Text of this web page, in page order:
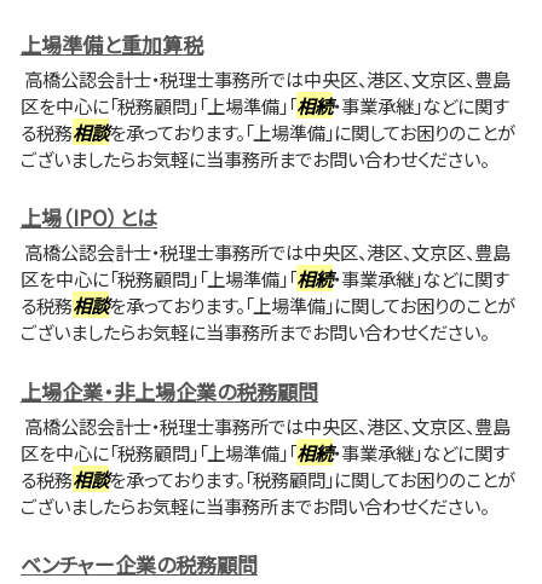
上場準備と重加算税
高橋公認会計士・税理士事務所では中央区、港区、文京区、豊島
区を中心に「税務顧問」「上場準備」「相続・事業承継」などに関す
る税務相談を承っております。「上場準備」に関してお困りのことが
ございましたらお気軽に当事務所までお問い合わせください。
上場（IPO）とは
高橋公認会計士・税理士事務所では中央区、港区、文京区、豊島
区を中心に「税務顧問」「上場準備」「相続・事業承継」などに関す
る税務相談を承っております。「上場準備」に関してお困りのことが
ございましたらお気軽に当事務所までお問い合わせください。
上場企業・非上場企業の税務顧問
高橋公認会計士・税理士事務所では中央区、港区、文京区、豊島
区を中心に「税務顧問」「上場準備」「相続・事業承継」などに関す
る税務相談を承っております。「税務顧問」に関してお困りのことが
ございましたらお気軽に当事務所までお問い合わせください。
ベンチャー企業の税務顧問